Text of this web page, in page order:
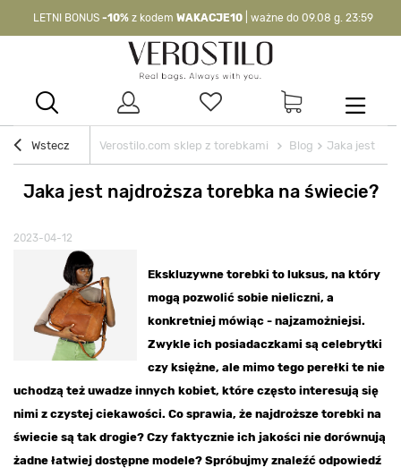
LETNI BONUS -10% z kodem WAKACJE10 | ważne do 09.08 g. 23:59
WAKACJE10| nie dotyczy produktów z flagą OKAZJA >
Wstecz Verostilo.com sklep z torebkami Blog Jaka jest
Jaka jest najdroższa torebka na świecie?
2023-04-12
Ekskluzywne torebki to luksus, na który
mogą pozwolić sobie nieliczni, a
konkretniej mówiąc - najzamożniejsi.
Zwykle ich posiadaczkami są celebrytki
czy księżne, ale mimo tego perełki te nie
uchodzą też uwadze innych kobiet, które często interesują się
nimi z czystej ciekawości. Co sprawia, że najdroższe torebki na
świecie są tak drogie? Czy faktycznie ich jakości nie dorównują
żadne łatwiej dostępne modele? Spróbujmy znaleźć odpowiedź